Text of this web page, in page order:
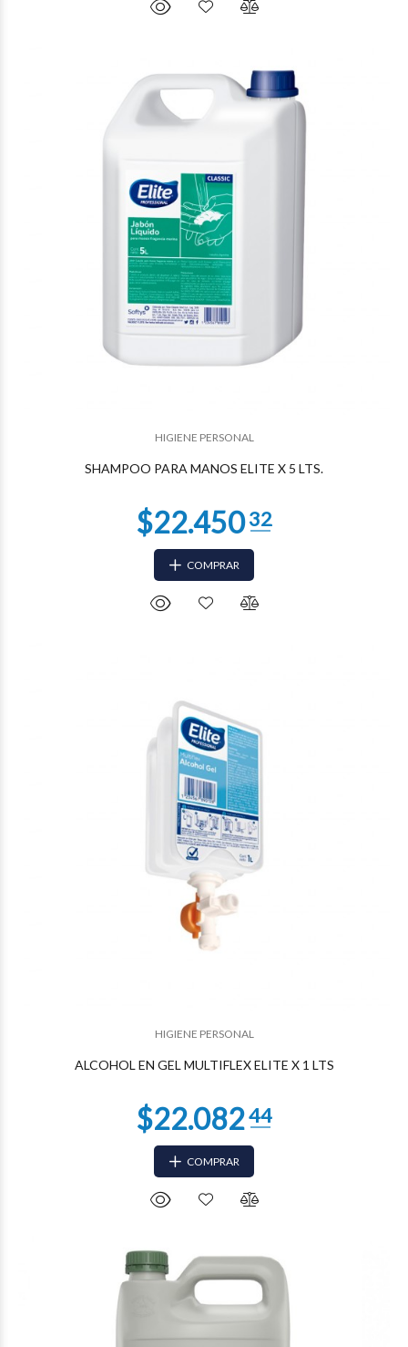
HIGIENE PERSONAL
SHAMPOO PARA MANOS ELITE X 5 LTS.
COMPRAR
HIGIENE PERSONAL
ALCOHOL EN GEL MULTIFLEX ELITE X 1 LTS
COMPRAR